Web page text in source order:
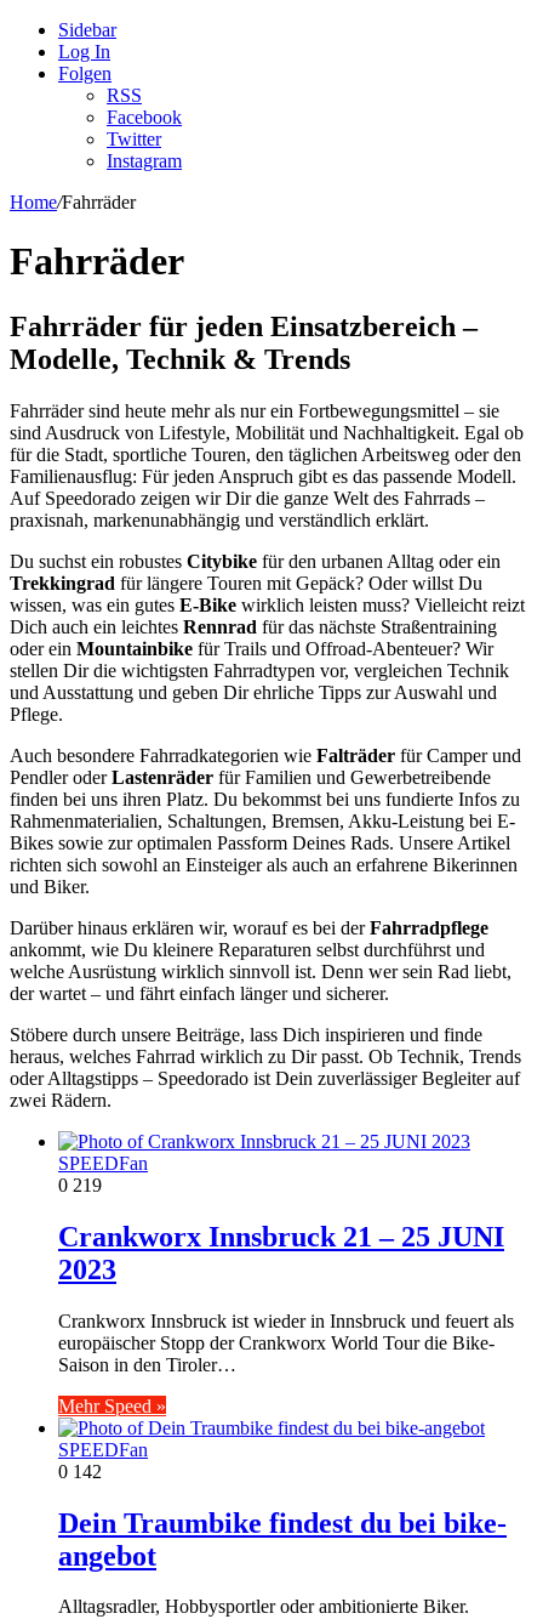
Sidebar
Log In
Folgen
RSS
Facebook
Twitter
Instagram
Home/Fahrräder
Fahrräder
Fahrräder für jeden Einsatzbereich –
Modelle, Technik & Trends
Fahrräder sind heute mehr als nur ein Fortbewegungsmittel – sie
sind Ausdruck von Lifestyle, Mobilität und Nachhaltigkeit. Egal ob
für die Stadt, sportliche Touren, den täglichen Arbeitsweg oder den
Familienausflug: Für jeden Anspruch gibt es das passende Modell.
Auf Speedorado zeigen wir Dir die ganze Welt des Fahrrads –
praxisnah, markenunabhängig und verständlich erklärt.
Du suchst ein robustes Citybike für den urbanen Alltag oder ein
Trekkingrad für längere Touren mit Gepäck? Oder willst Du
wissen, was ein gutes E-Bike wirklich leisten muss? Vielleicht reizt
Dich auch ein leichtes Rennrad für das nächste Straßentraining
oder ein Mountainbike für Trails und Offroad-Abenteuer? Wir
stellen Dir die wichtigsten Fahrradtypen vor, vergleichen Technik
und Ausstattung und geben Dir ehrliche Tipps zur Auswahl und
Pflege.
Auch besondere Fahrradkategorien wie Falträder für Camper und
Pendler oderLastenräder für Familien und Gewerbetreibende
finden bei uns ihren Platz. Du bekommst bei uns fundierte Infos zu
Rahmenmaterialien, Schaltungen, Bremsen, Akku-Leistung bei E-
Bikes sowie zur optimalen Passform Deines Rads. Unsere Artikel
richten sich sowohl an Einsteiger als auch an erfahrene Bikerinnen
und Biker.
Darüber hinaus erklären wir, worauf es bei derFahrradpflege
ankommt, wie Du kleinere Reparaturen selbst durchführst und
welche Ausrüstung wirklich sinnvoll ist. Denn wer sein Rad liebt,
der wartet – und fährt einfach länger und sicherer.
Stöbere durch unsere Beiträge, lass Dich inspirieren und finde
heraus, welches Fahrrad wirklich zu Dir passt. Ob Technik, Trends
oder Alltagstipps – Speedorado ist Dein zuverlässiger Begleiter auf
zwei Rädern.
SPEEDFan
0 219
Crankworx Innsbruck 21 – 25 JUNI
2023
Crankworx Innsbruck ist wieder in Innsbruck und feuert als
europäischer Stopp der Crankworx World Tour die Bike-
Saison in den Tiroler…
Mehr Speed »
SPEEDFan
0 142
Dein Traumbike findest du bei bike-
angebot
Alltagsradler, Hobbysportler oder ambitionierte Biker.